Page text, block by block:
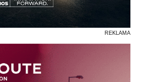
REKLAMA